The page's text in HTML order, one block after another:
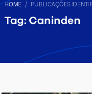
HOME PUBLICAÇÕES
Tag: Caninden